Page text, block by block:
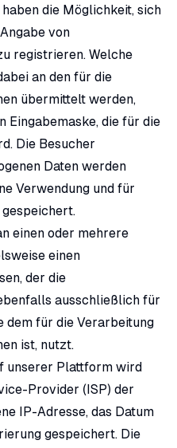
die Möglichkeit, sich
von
registrieren. Welche
an den für die
übermittelt werden,
Eingabemaske, die für die
Die Besucher
Daten werden
Verwendung und für
einen oder mehrere
einen
der die
ausschließlich für
dem für die Verarbeitung
ist, nutzt.
unserer Plattform wird
Provider (ISP) der
IP-Adresse, das Datum
gespeichert. Die